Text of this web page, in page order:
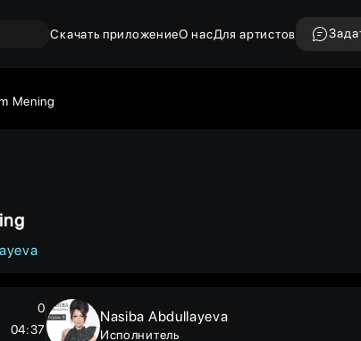
Скачать приложениеО насДля артистов
Mening
0
04:37
Nasiba Abdullayeva
Исполнитель